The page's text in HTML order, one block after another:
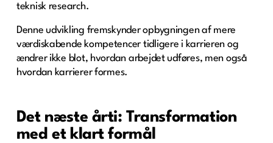
teknisk research.
Denne udvikling fremskynder opbygningen af mere
værdiskabende kompetencer tidligere i karrieren og
ændrer ikke blot, hvordan arbejdet udføres, men også
hvordan karrierer formes.
Det næste årti: Transformation
med et klart formål